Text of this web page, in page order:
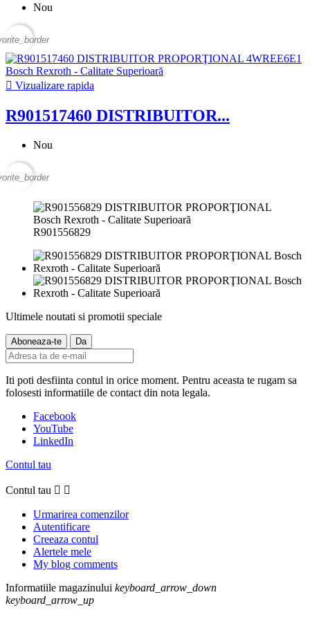
Nou
 Vizualizare rapida
R901517460 DISTRIBUITOR...
Nou
R901556829
Ultimele noutati si promotii speciale
Iti poti desfiinta contul in orice moment. Pentru aceasta te rugam sa
folosesti informatiile de contact din nota legala.
Facebook
YouTube
LinkedIn
Contul tau
Contul tau  
Urmarirea comenzilor
Autentificare
Creeaza contul
Alertele mele
My blog comments
Informatiile magazinului keyboard_arrow_down
keyboard_arrow_up